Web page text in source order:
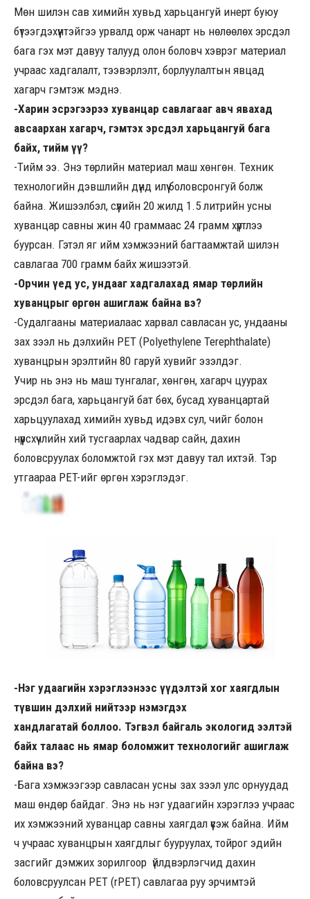
Мөн шилэн сав химийн хувьд харьцангуй инерт буюу
бүтээгдэхүүнтэйгээ урвалд орж чанарт нь нөлөөлөх эрсдэл
бага гэх мэт давуу талууд олон боловч хэврэг материал
учраас хадгалалт, тээвэрлэлт, борлуулалтын явцад
хагарч гэмтэж мэднэ.
-Харин эсрэгээрээ хуванцар савлагааг авч явахад
авсаархан хагарч, гэмтэх эрсдэл харьцангуй бага
байх, тийм үү?
-Тийм ээ. Энэ төрлийн материал маш хөнгөн. Техник
технологийн дэвшлийн дүнд илүү боловсронгуй болж
байна. Жишээлбэл, сүүлийн 20 жилд 1.5 литрийн усны
хуванцар савны жин 40 граммаас 24 грамм хүртлээ
буурсан. Гэтэл яг ийм хэмжээний багтаамжтай шилэн
савлагаа 700 грамм байх жишээтэй.
-Орчин үед ус, ундааг хадгалахад ямар төрлийн
хуванцрыг өргөн ашиглаж байна вэ?
-Судалгааны материалаас харвал савласан ус, ундааны
зах зээл нь дэлхийн PET (Polyethylene Terephthalate)
хуванцрын эрэлтийн 80 гаруй хувийг эзэлдэг.
Учир нь энэ нь маш тунгалаг, хөнгөн, хагарч цуурах
эрсдэл бага, харьцангуй бат бөх, бусад хуванцартай
харьцуулахад химийн хувьд идэвх сул, чийг болон
нүүрсхүчлийн хий тусгаарлах чадвар сайн, дахин
боловсруулах боломжтой гэх мэт давуу тал ихтэй. Тэр
утгаараа PET-ийг өргөн хэрэглэдэг.
-Нэг удаагийн хэрэглээнээс үүдэлтэй хог хаягдлын
түвшин дэлхий нийтээр нэмэгдэх
хандлагатай боллоо. Тэгвэл байгаль экологид ээлтэй
байх талаас нь ямар боломжит технологийг ашиглаж
байна вэ?
-Бага хэмжээгээр савласан усны зах зээл улс орнуудад
маш өндөр байдаг. Энэ нь нэг удаагийн хэрэглээ учраас
их хэмжээний хуванцар савны хаягдал үүсэж байна. Ийм
ч учраас хуванцрын хаягдлыг бууруулах, тойрог эдийн
засгийг дэмжих зорилгоор үйлдвэрлэгчид дахин
боловсруулсан PET (rPET) савлагаа руу эрчимтэй